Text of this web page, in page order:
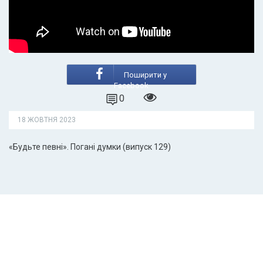
Поширити у
Facebook
0
18 ЖОВТНЯ 2023
«Будьте певні». Погані думки (випуск 129)